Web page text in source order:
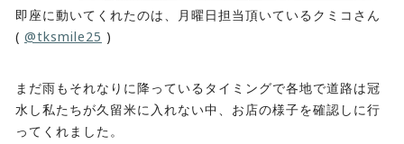
即座に動いてくれたのは、月曜日担当頂いているクミコさん
( @tksmile25 )
まだ雨もそれなりに降っているタイミングで各地で道路は冠
水し私たちが久留米に入れない中、お店の様子を確認しに行
ってくれました。